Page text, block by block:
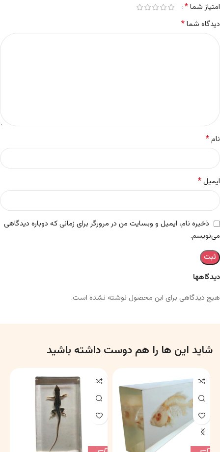
دیدگاهها
هیچ دیدگاهی برای این محصول نوشته نشده است.
امتیاز شما*
دیدگاه شما*
نام*
ایمیل*
ذخیره نام، ایمیل و وبسایت من در مرورگر برای زمانی که دوباره دیدگاهی
می‌نویسم.
شاید این ها را هم دوست داشته باشید